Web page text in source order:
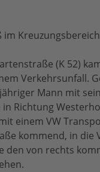
Kreuzungsbereich
(K 52)
Verkehrsunfall.
Mann mit
Richtung
einem VW
kommend, in die
den von rechts